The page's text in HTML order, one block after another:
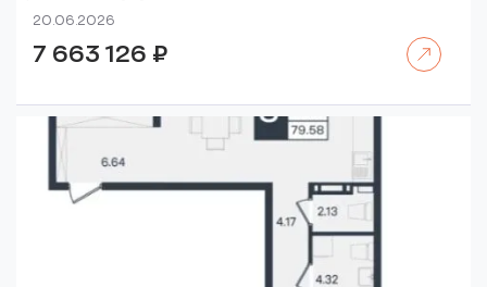
20.06.2026
7 663 126 ₽